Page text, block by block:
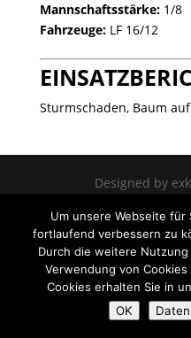
Mannschaftsstärke:1/8
Fahrzeuge:LF 16/12
Sturmschaden, Baum
Designed by
Um unsere Webseite für
fortlaufend verbessern zu
Durch die weitere
Verwendung von
Cookies erhalten Sie in
OK